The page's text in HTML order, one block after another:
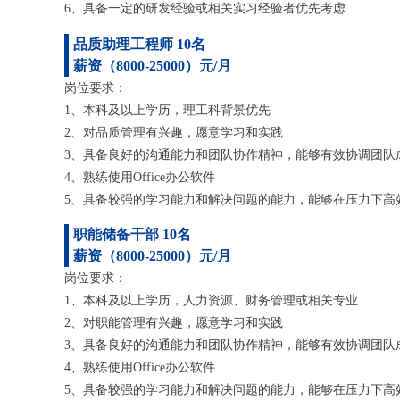
6、具备一定的研发经验或相关实习经验者优先考虑
品质助理工程师 10名
薪资（8000-25000）元/月
岗位要求：
1、本科及以上学历，理工科背景优先
2、对品质管理有兴趣，愿意学习和实践
3、具备良好的沟通能力和团队协作精神，能够有效协调团队
4、熟练使用Office办公软件
5、具备较强的学习能力和解决问题的能力，能够在压力下高
职能储备干部 10名
薪资（8000-25000）元/月
岗位要求：
1、本科及以上学历，人力资源、财务管理或相关专业
2、对职能管理有兴趣，愿意学习和实践
3、具备良好的沟通能力和团队协作精神，能够有效协调团队
4、熟练使用Office办公软件
5、具备较强的学习能力和解决问题的能力，能够在压力下高